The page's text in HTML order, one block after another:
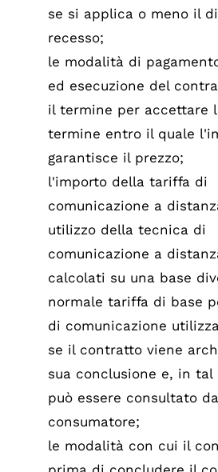
se si applica o meno il
recesso;
le modalità di
ed esecuzione del
il termine per accettare
termine entro il quale
garantisce il prezzo;
l'importo della tariffa di
comunicazione a
utilizzo della tecnica di
comunicazione a
calcolati su una base
normale tariffa di base
di comunicazione
se il contratto viene
sua conclusione e, in tal
può essere consultato
consumatore;
le modalità con cui il